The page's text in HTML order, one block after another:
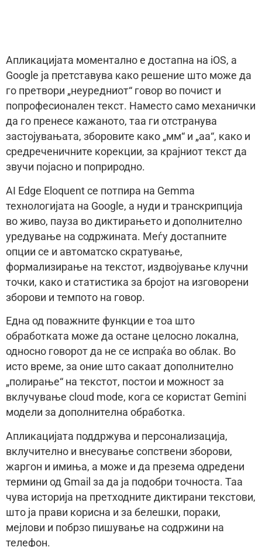
Апликацијата моментално е достапна на iOS, а
Google ја претставува како решение што може да
го претвори „неуредниот“ говор во почист и
попрофесионален текст. Наместо само механички
да го пренесе кажаното, таа ги отстранува
застојувањата, зборовите како „мм“ и „аа“, како и
средреченичните корекции, за крајниот текст да
звучи појасно и поприродно.
AI Edge Eloquent се потпира на Gemma
технологијата на Google, а нуди и транскрипција
во живо, пауза во диктирањето и дополнително
уредување на содржината. Меѓу достапните
опции се и автоматско скратување,
формализирање на текстот, издвојување клучни
точки, како и статистика за бројот на изговорени
зборови и темпото на говор.
Една од поважните функции е тоа што
обработката може да остане целосно локална,
односно говорот да не се испраќа во облак. Во
исто време, за оние што сакаат дополнително
„полирање“ на текстот, постои и можност за
вклучување cloud mode, кога се користат Gemini
модели за дополнителна обработка.
Апликацијата поддржува и персонализација,
вклучително и внесување сопствени зборови,
жаргон и имиња, а може и да презема одредени
термини од Gmail за да ја подобри точноста. Таа
чува историја на претходните диктирани текстови,
што ја прави корисна и за белешки, пораки,
мејлови и побрзо пишување на содржини на
телефон.